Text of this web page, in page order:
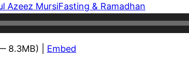
Azeez MursiFasting & Ramadhan
8.3MB) | Embed